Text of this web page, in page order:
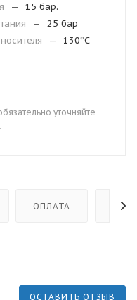
—
15 бар.
—
25 бар
—
130°С
уточняйте
ОПЛАТА
ОСТАВИТЬ ОТЗЫВ